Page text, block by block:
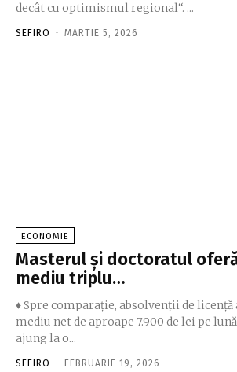
decât cu optimismul regional“. ...
SEFIRO - MARTIE 5, 2026
ECONOMIE
Masterul şi doctoratul
mediu triplu…
♦ Spre comparaţie, absolvenţii de licenţă
mediu net de aproape 7.900 de lei pe
ajung la o...
SEFIRO - FEBRUARIE 19, 2026